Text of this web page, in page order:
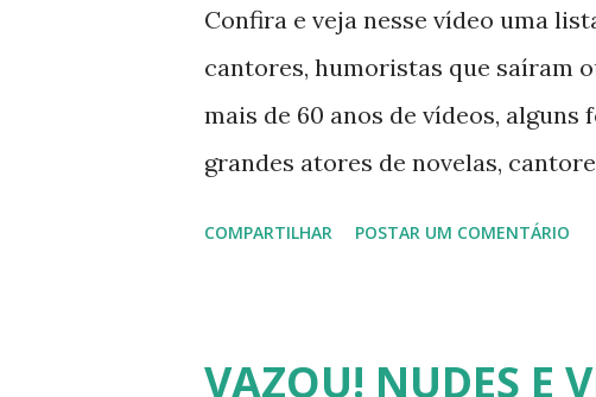
affair do ex-jogador Romário. 5)
ficou nacionalmente conhecida
Confira e veja nesse vídeo uma
cantores, humoristas que saíram
mais de 60 anos de vídeos,
grandes atores de novelas,
armário na terceira idade e se
COMPARTILHAR POSTAR UM COMENTÁRIO
VAZOU! NUDES E